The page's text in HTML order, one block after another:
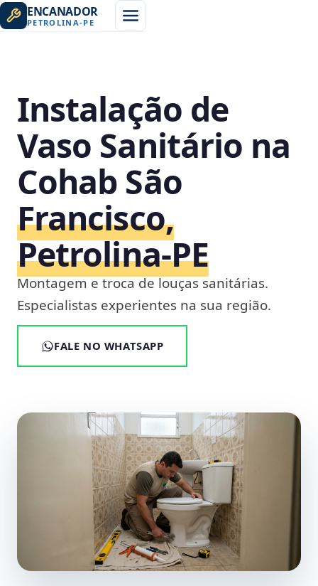
ENCANADOR
PETROLINA-PE
Instalação de
Vaso Sanitário na
Cohab São
Francisco,
Petrolina‑PE
Montagem e troca de louças sanitárias.
Especialistas experientes na sua região.
FALE NO WHATSAPP